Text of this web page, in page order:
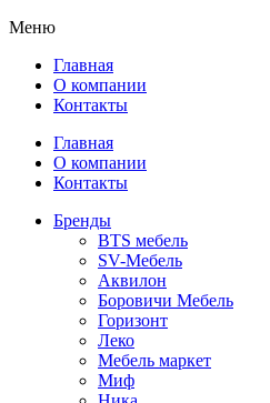
Меню
Главная
О компании
Контакты
Главная
О компании
Контакты
Бренды
BTS мебель
SV-Мебель
Аквилон
Боровичи Мебель
Горизонт
Леко
Мебель маркет
Миф